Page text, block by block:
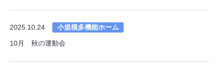
2025.10.24 小規模多機能ホーム
10月 秋の運動会